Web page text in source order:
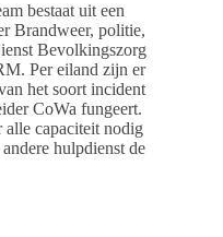
bestaat uit een
Brandweer, politie,
Bevolkingszorg
Per eiland zijn er
het soort incident
CoWa fungeert.
alle capaciteit nodig
hulpdienst de